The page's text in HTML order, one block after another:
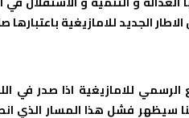
الرسمي للامازيغية اذا صدر